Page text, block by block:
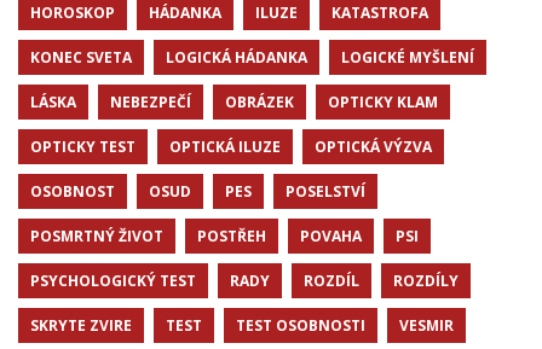
HOROSKOP HÁDANKA ILUZE KATASTROFA
KONEC SVETA LOGICKÁ HÁDANKA LOGICKÉ MYŠLENÍ
LÁSKA NEBEZPEČÍ OBRÁZEK OPTICKY KLAM
OPTICKY TEST OPTICKÁ ILUZE OPTICKÁ VÝZVA
OSOBNOST OSUD PES POSELSTVÍ
POSMRTNÝ ŽIVOT POSTŘEH POVAHA PSI
PSYCHOLOGICKÝ TEST RADY ROZDÍL ROZDÍLY
SKRYTE ZVIRE TEST TEST OSOBNOSTI VESMIR